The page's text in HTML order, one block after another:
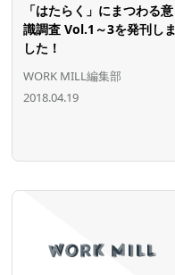
「はたらく」にまつわる意
識調査 Vol.1～3を発刊しま
した！
WORK MILL編集部
2018.04.19